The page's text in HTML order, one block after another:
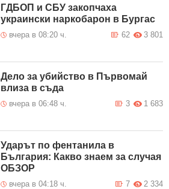
ГДБОП и СБУ закопчаха
украински наркобарон в Бургас
вчера в 08:20 ч. 3 801
62
Дело за убийство в Първомай
влиза в съда
вчера в 06:48 ч. 1 683
3
Ударът по фентанила в
България: Какво знаем за случая
ОБЗОР
вчера в 04:18 ч. 2 334
7